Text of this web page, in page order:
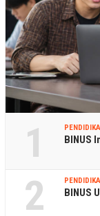
1 BINUS
2 BINUS